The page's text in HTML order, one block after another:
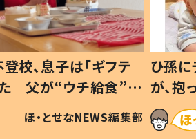
校、息子は「ギフテ
た 父が“ウチ給食”を
理由とは #令和の親
ほ・とせなNEWS編集部
ひ孫
が、
「涙が
い」